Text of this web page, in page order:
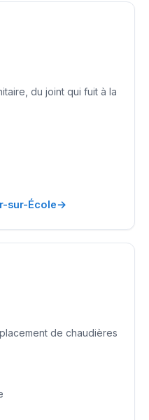
du joint qui fuit à la
sur-École→
de chaudières